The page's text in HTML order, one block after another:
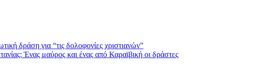
δράση για “τις δολοφονίες χριστιανών”
Ένας μαύρος και ένας από Καραϊβική οι δράστες